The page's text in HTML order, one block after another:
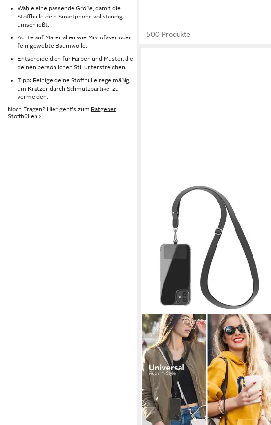
Wähle eine passende Größe, damit die
Stoffhülle dein Smartphone vollständig
umschließt.
Achte auf Materialien wie Mikrofaser oder
fein gewebte Baumwolle.
Entscheide dich für Farben und Muster, die
deinen persönlichen Stil unterstreichen.
Tipp: Reinige deine Stoffhülle regelmäßig,
um Kratzer durch Schmutzpartikel zu
vermeiden.
Noch Fragen? Hier geht's zum Ratgeber
Stoffhüllen ›
500 Produkte